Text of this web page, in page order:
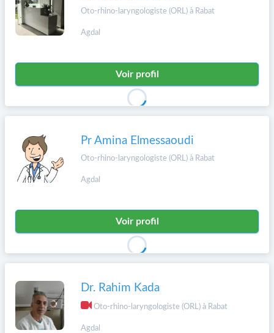
Oto-rhino-laryngologiste (ORL) à Rabat
Agdal
Voir profil
Pr Amina Elmessaoudi
Oto-rhino-laryngologiste (ORL) à Rabat
Agdal
Voir profil
Dr. Rahim Kada
Oto-rhino-laryngologiste (ORL) à Rabat
Agdal